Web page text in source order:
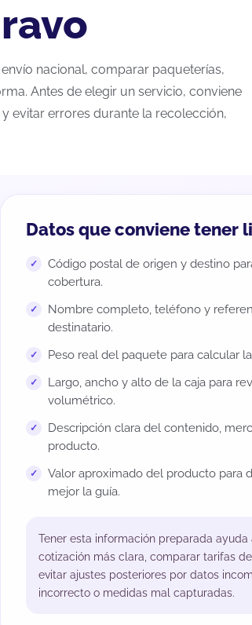
nacional, comparar paqueterías,
Antes de elegir un servicio, conviene
evitar errores durante la recolección,
Datos que conviene tener
Código postal de origen y destino
cobertura.
Nombre completo, teléfono y
destinatario.
Peso real del paquete para calcular
Largo, ancho y alto de la caja para
volumétrico.
Descripción clara del contenido,
producto.
Valor aproximado del producto para
mejor la guía.
Tener esta información preparada ayuda
cotización más clara, comparar tarifas
evitar ajustes posteriores por datos
incorrecto o medidas mal capturadas.